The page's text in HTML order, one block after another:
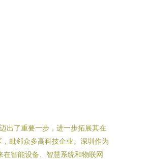
出了重要一步，进一步拓展其在
毗邻众多高科技企业。深圳作为
智能设备、智慧系统和物联网